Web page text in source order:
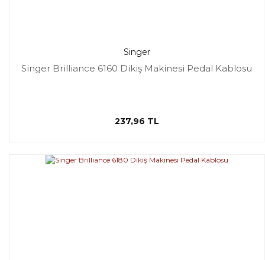
Singer
Singer Brilliance 6160 Dikiş Makinesi Pedal Kablosu
237,96 TL